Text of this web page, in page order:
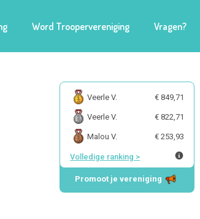
Word Troopervereniging Vragen?
Veerle V. € 849,71
Veerle V. € 822,71
Malou V. € 253,93
Volledige ranking >
Promoot je vereniging